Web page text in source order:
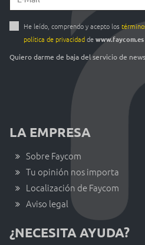
He leído, comprendo y acepto los
política de privacidaddewww.faycom.es
Quiero darme de baja del servicio de
LA EMPRESA
Sobre Faycom
Tu opinión nos importa
Localización de Faycom
Aviso legal
¿NECESITA AYUDA?